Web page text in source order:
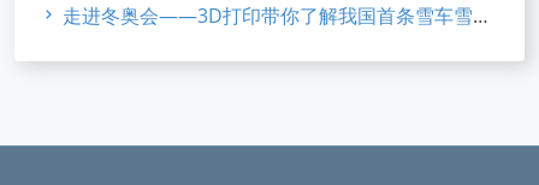
走进冬奥会——3D打印带你了解我国首条雪车雪橇赛道